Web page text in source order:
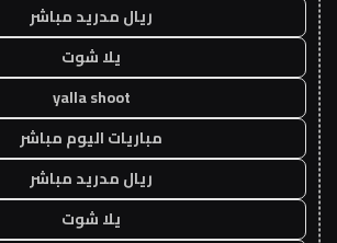
ريال مدريد مباشر
يلا شوت
yalla shoot
مباريات اليوم مباشر
ريال مدريد مباشر
يلا شوت